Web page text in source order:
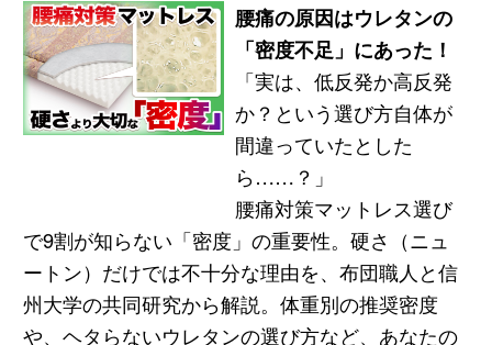
腰痛の原因はウレタンの
「密度不足」にあった！
「実は、低反発か高反発
か？という選び方自体が
間違っていたとした
ら……？」
腰痛対策マットレス選び
で9割が知らない「密度」の重要性。硬さ（ニュ
ートン）だけでは不十分な理由を、布団職人と信
州大学の共同研究から解説。体重別の推奨密度
や、ヘタらないウレタンの選び方など、あなたの